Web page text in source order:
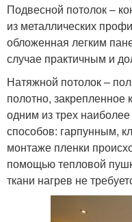
Подвесной потолок –
из металлических
обложенная легким
случае практичным и
Натяжной потолок –
полотно, закрепленное
одним из трех
способов: гарпунным,
монтаже пленки
помощью тепловой
ткани нагрев не